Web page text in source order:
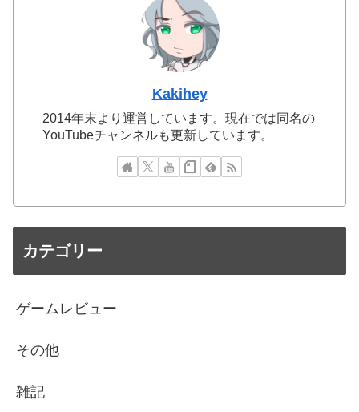
Kakihey
2014年末より運営しています。現在では同名の
YouTubeチャンネルも更新しています。
カテゴリー
ゲームレビュー
その他
雑記